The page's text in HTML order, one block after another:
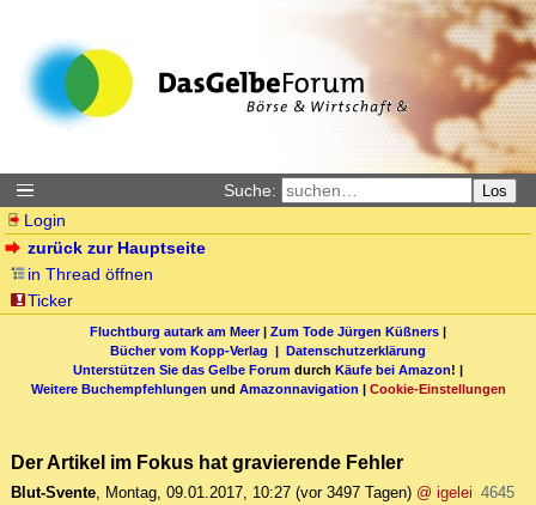
Suche: Los
Login
zurück zur Hauptseite
in Thread öffnen
Ticker
Fluchtburg autark am Meer| Zum Tode Jürgen Küßners |
Bücher vom Kopp-Verlag | Datenschutzerklärung
Unterstützen Sie das Gelbe Forum durch Käufe bei Amazon! |
Weitere Buchempfehlungen und Amazonnavigation | Cookie-Einstellungen
Der Artikel im Fokus hat gravierende Fehler
Blut-Svente, Montag, 09.01.2017, 10:27 (vor 3497 Tagen) @ igelei 4645